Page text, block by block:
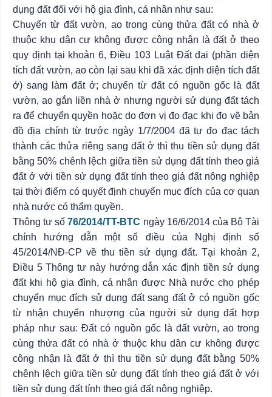
dụng đất đối với hộ gia đình, cá nhân như sau:
Chuyển từ đất vườn, ao trong cùng thửa đất có nhà ở
thuộc khu dân cư không được công nhận là đất ở theo
quy định tại khoản 6, Điều 103 Luật Đất đai (phần diện
tích đất vườn, ao còn lại sau khi đã xác định diện tích đất
ở) sang làm đất ở; chuyển từ đất có nguồn gốc là đất
vườn, ao gắn liền nhà ở nhưng người sử dụng đất tách
ra để chuyển quyền hoặc do đơn vị đo đạc khi đo vẽ bản
đồ địa chính từ trước ngày 1/7/2004 đã tự đo đạc tách
thành các thửa riêng sang đất ở thì thu tiền sử dụng đất
bằng 50% chênh lệch giữa tiền sử dụng đất tính theo giá
đất ở với tiền sử dụng đất tính theo giá đất nông nghiệp
tại thời điểm có quyết định chuyển mục đích của cơ quan
nhà nước có thẩm quyền.
Thông tư số76/2014/TT-BTC ngày 16/6/2014 của Bộ Tài
chính hướng dẫn một số điều của Nghị định số
45/2014/NĐ-CP về thu tiền sử dụng đất. Tại khoản 2,
Điều 5 Thông tư này hướng dẫn xác định tiền sử dụng
đất khi hộ gia đình, cá nhân được Nhà nước cho phép
chuyển mục đích sử dụng đất sang đất ở có nguồn gốc
từ nhận chuyển nhượng của người sử dụng đất hợp
pháp như sau: Đất có nguồn gốc là đất vườn, ao trong
cùng thửa đất có nhà ở thuộc khu dân cư không được
công nhận là đất ở thì thu tiền sử dụng đất bằng 50%
chênh lệch giữa tiền sử dụng đất tính theo giá đất ở với
tiền sử dụng đất tính theo giá đất nông nghiệp.